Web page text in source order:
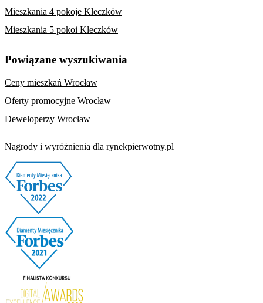
Mieszkania 4 pokoje Kleczków
Mieszkania 5 pokoi Kleczków
Powiązane wyszukiwania
Ceny mieszkań Wrocław
Oferty promocyjne Wrocław
Deweloperzy Wrocław
Nagrody i wyróżnienia dla rynekpierwotny.pl